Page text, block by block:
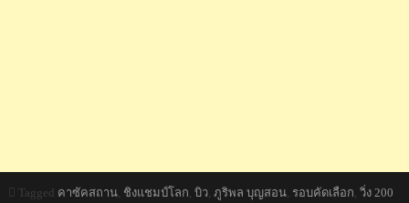
Tagged คาซัคสถาน, ชิงแชมป์โลก บิว, ภูริพล บุญสอน, รอบคัดเลือก วิ่ง 200